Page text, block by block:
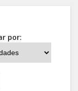
por: